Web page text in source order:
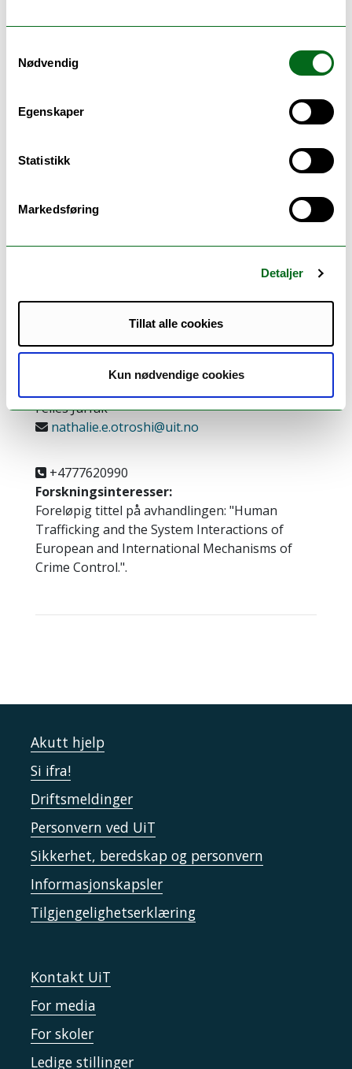
Nødvendig
Egenskaper
Statistikk
Markedsføring
Detaljer
Tillat alle cookies
Kun nødvendige cookies
utgitt på Brill 2019.
2020 til 2024.
Barneperspektivet i juridisk forskning
Grunnlovesbestemmelsen om barn
Otroshi, Nathalie
Felles Jurfak
nathalie.e.otroshi@uit.no
+4777620990
Forskningsinteresser:
Foreløpig tittel på avhandlingen: "Human
Trafficking and the System Interactions of
European and International Mechanisms of
Crime Control.".
Akutt hjelp
Si ifra!
Driftsmeldinger
Personvern ved UiT
Sikkerhet, beredskap og personvern
Informasjonskapsler
Tilgjengelighetserklæring
Kontakt UiT
For media
For skoler
Ledige stillinger